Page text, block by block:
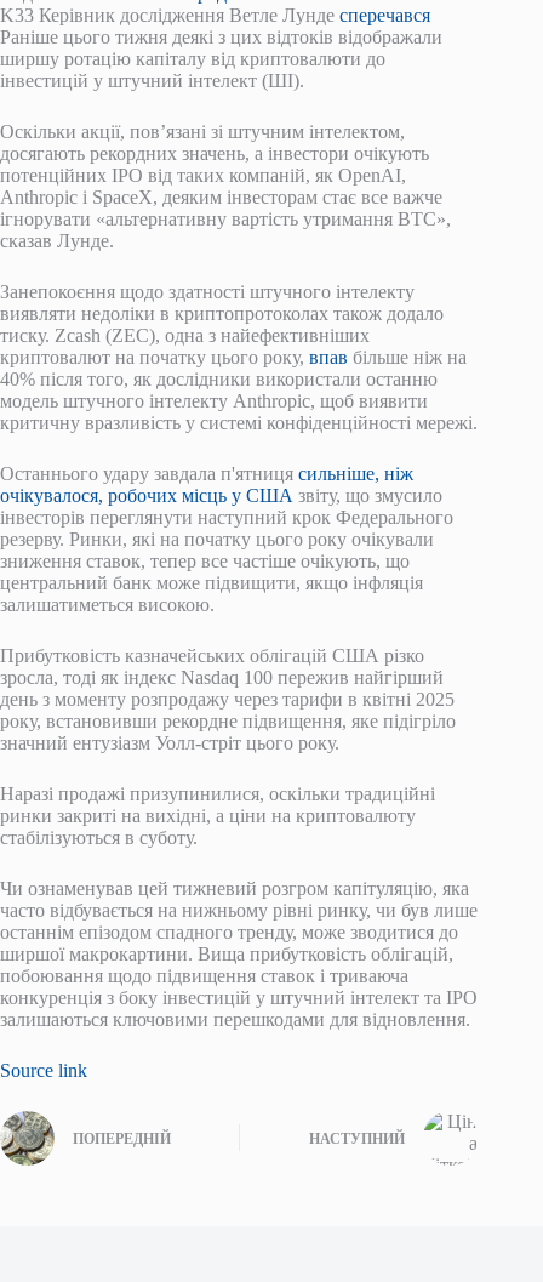
K33 Керівник дослідження Ветле Лунде сперечався
Раніше цього тижня деякі з цих відтоків відображали
ширшу ротацію капіталу від криптовалюти до
інвестицій у штучний інтелект (ШІ).
Оскільки акції, пов’язані зі штучним інтелектом,
досягають рекордних значень, а інвестори очікують
потенційних IPO від таких компаній, як OpenAI,
Anthropic і SpaceX, деяким інвесторам стає все важче
ігнорувати «альтернативну вартість утримання BTC»,
сказав Лунде.
Занепокоєння щодо здатності штучного інтелекту
виявляти недоліки в криптопротоколах також додало
тиску. Zcash (ZEC), одна з найефективніших
криптовалют на початку цього року, впав більше ніж на
40% після того, як дослідники використали останню
модель штучного інтелекту Anthropic, щоб виявити
критичну вразливість у системі конфіденційності мережі.
Останнього удару завдала п'ятниця сильніше, ніж
очікувалося, робочих місць у США звіту, що змусило
інвесторів переглянути наступний крок Федерального
резерву. Ринки, які на початку цього року очікували
зниження ставок, тепер все частіше очікують, що
центральний банк може підвищити, якщо інфляція
залишатиметься високою.
Прибутковість казначейських облігацій США різко
зросла, тоді як індекс Nasdaq 100 пережив найгірший
день з моменту розпродажу через тарифи в квітні 2025
року, встановивши рекордне підвищення, яке підігріло
значний ентузіазм Уолл-стріт цього року.
Наразі продажі призупинилися, оскільки традиційні
ринки закриті на вихідні, а ціни на криптовалюту
стабілізуються в суботу.
Чи ознаменував цей тижневий розгром капітуляцію, яка
часто відбувається на нижньому рівні ринку, чи був лише
останнім епізодом спадного тренду, може зводитися до
ширшої макрокартини. Вища прибутковість облігацій,
побоювання щодо підвищення ставок і триваюча
конкуренція з боку інвестицій у штучний інтелект та IPO
залишаються ключовими перешкодами для відновлення.
Source link
ПОПЕРЕДНІЙ НАСТУПНИЙ